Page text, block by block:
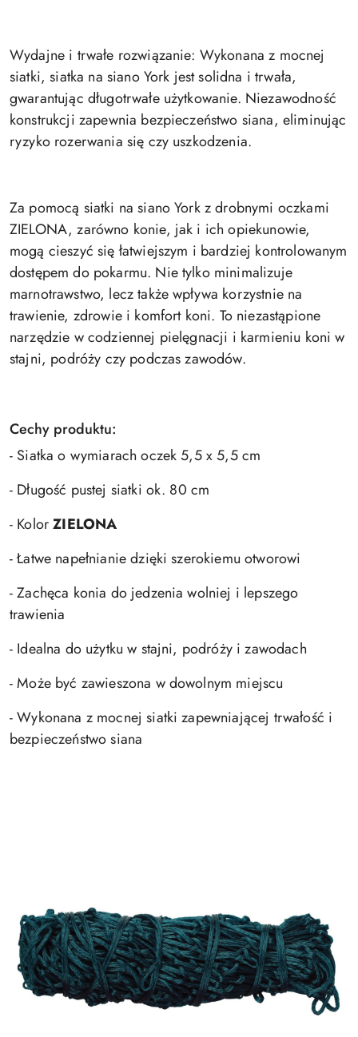
Wydajne i trwałe rozwiązanie: Wykonana z mocnej
siatki, siatka na siano York jest solidna i trwała,
gwarantując długotrwałe użytkowanie. Niezawodność
konstrukcji zapewnia bezpieczeństwo siana, eliminując
ryzyko rozerwania się czy uszkodzenia.
Za pomocą siatki na siano York z drobnymi oczkami
ZIELONA, zarówno konie, jak i ich opiekunowie,
mogą cieszyć się łatwiejszym i bardziej kontrolowanym
dostępem do pokarmu. Nie tylko minimalizuje
marnotrawstwo, lecz także wpływa korzystnie na
trawienie, zdrowie i komfort koni. To niezastąpione
narzędzie w codziennej pielęgnacji i karmieniu koni w
stajni, podróży czy podczas zawodów.
Cechy produktu:
- Siatka o wymiarach oczek 5,5 x 5,5 cm
- Długość pustej siatki ok. 80 cm
- KolorZIELONA
- Łatwe napełnianie dzięki szerokiemu otworowi
- Zachęca konia do jedzenia wolniej i lepszego
trawienia
- Idealna do użytku w stajni, podróży i zawodach
- Może być zawieszona w dowolnym miejscu
- Wykonana z mocnej siatki zapewniającej trwałość i
bezpieczeństwo siana